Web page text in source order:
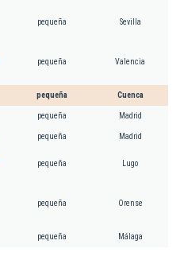
pequeña Sevilla
pequeña Valencia
pequeña Cuenca
pequeña Madrid
pequeña Madrid
pequeña Lugo
pequeña Orense
pequeña Málaga